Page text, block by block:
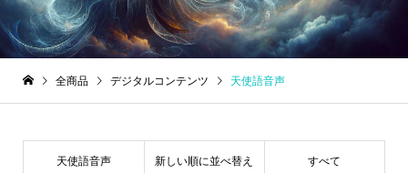
全商品 デジタルコンテンツ 天使語音声
天使語音声 新しい順に並べ替え すべて